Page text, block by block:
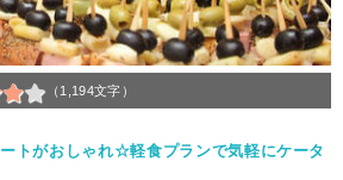
（1,194文字）
トがおしゃれ☆軽食プランで気軽にケータ